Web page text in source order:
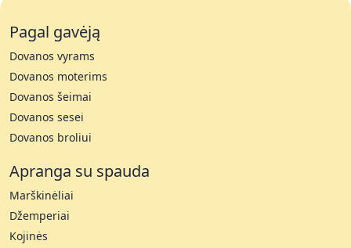
Pagal gavėją
Dovanos vyrams
Dovanos moterims
Dovanos šeimai
Dovanos sesei
Dovanos broliui
Apranga su spauda
Marškinėliai
Džemperiai
Kojinės